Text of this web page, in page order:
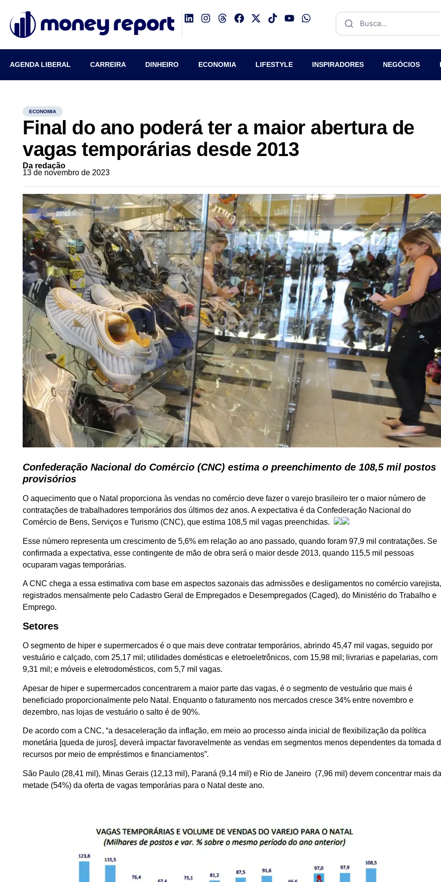
AGENDA LIBERAL CARREIRA DINHEIRO ECONOMIA LIFESTYLE INSPIRADORES NEGÓCIOS
ECONOMIA
Final do ano poderá ter a maior abertura de
vagas temporárias desde 2013
Da redação
13 de novembro de 2023
Confederação Nacional do Comércio (CNC) estima o preenchimento de 108,5 mil postos
provisórios
O aquecimento que o Natal proporciona às vendas no comércio deve fazer o varejo brasileiro ter o maior número de
contratações de trabalhadores temporários dos últimos dez anos. A expectativa é da Confederação Nacional do
Comércio de Bens, Serviços e Turismo (CNC), que estima 108,5 mil vagas preenchidas.
Esse número representa um crescimento de 5,6% em relação ao ano passado, quando foram 97,9 mil contratações. Se
confirmada a expectativa, esse contingente de mão de obra será o maior desde 2013, quando 115,5 mil pessoas
ocuparam vagas temporárias.
A CNC chega a essa estimativa com base em aspectos sazonais das admissões e desligamentos no comércio
registrados mensalmente pelo Cadastro Geral de Empregados e Desempregados (Caged), do Ministério do Trabalho e
Emprego.
Setores
O segmento de hiper e supermercados é o que mais deve contratar temporários, abrindo 45,47 mil vagas, seguido por
vestuário e calçado, com 25,17 mil; utilidades domésticas e eletroeletrônicos, com 15,98 mil; livrarias e papelarias, com
9,31 mil; e móveis e eletrodomésticos, com 5,7 mil vagas.
Apesar de hiper e supermercados concentrarem a maior parte das vagas, é o segmento de vestuário que mais é
beneficiado proporcionalmente pelo Natal. Enquanto o faturamento nos mercados cresce 34% entre novembro e
dezembro, nas lojas de vestuário o salto é de 90%.
De acordo com a CNC, “a desaceleração da inflação, em meio ao processo ainda inicial de flexibilização da política
monetária [queda de juros], deverá impactar favoravelmente as vendas em segmentos menos dependentes da tomada
recursos por meio de empréstimos e financiamentos”.
São Paulo (28,41 mil), Minas Gerais (12,13 mil), Paraná (9,14 mil) e Rio de Janeiro (7,96 mil) devem concentrar mais
metade (54%) da oferta de vagas temporárias para o Natal deste ano.